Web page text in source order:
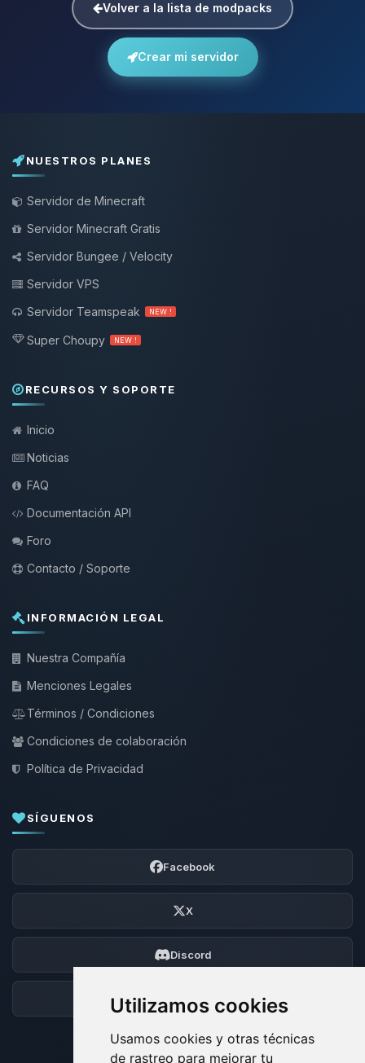
Utilizamos cookies
Usamos cookies y otras técnicas
de rastreo para mejorar tu
Volver a la lista de modpacks
Crear mi servidor
NUESTROS PLANES
Servidor de Minecraft
Servidor Minecraft Gratis
Servidor Bungee / Velocity
Servidor VPS
Servidor Teamspeak
NEW !
Super Choupy NEW !
RECURSOS Y SOPORTE
Inicio
Noticias
FAQ
Documentación API
Foro
Contacto / Soporte
INFORMACIÓN LEGAL
Nuestra Compañía
Menciones Legales
Términos / Condiciones
Condiciones de colaboración
Política de Privacidad
SÍGUENOS
Facebook
X
Discord
Foro